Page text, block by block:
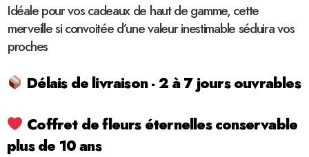
Idéale pour vos cadeaux de haut de gamme, cette
merveille si convoitée d’une valeur inestimable séduira vos
proches
Délais de livraison - 2 à 7 jours ouvrables
Coffret de fleurs éternelles conservable
plus de 10 ans